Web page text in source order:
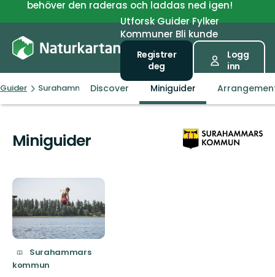
behöver den raderas och laddas ned igen!
UtforskGuiderFylker
Kommuner Bli kunde
Registrer
deg
Logg
inn
Guider Surahammars kommun
Discover Miniguider
Miniguider
Surahammars
kommun